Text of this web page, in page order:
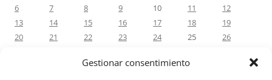
Gestionar consentimiento
6
7 8 9 10 11
12
13
14 15 16 17 18
19
20
21 22 23 24 25
26